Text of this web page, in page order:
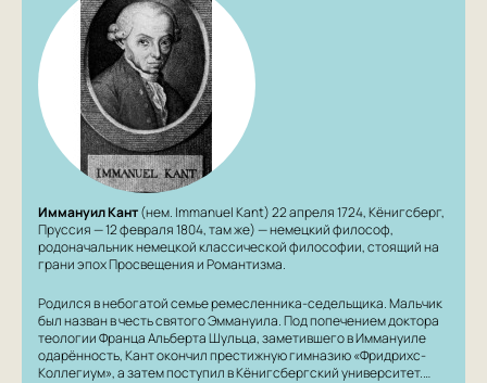
Иммануил Кант(нем. Immanuel Kant) 22 апреля 1724, Кёнигсберг,
Пруссия — 12 февраля 1804, там же) — немецкий философ,
родоначальник немецкой классической философии, стоящий на
грани эпох Просвещения и Романтизма.
Родился в небогатой семье ремесленника-седельщика. Мальчик
был назван в честь святого Эммануила. Под попечением доктора
теологии Франца Альберта Шульца, заметившего в Иммануиле
одарённость, Кант окончил престижную гимназию «Фридрихс-
Коллегиум», а затем поступил в Кёнигсбергский университет.…